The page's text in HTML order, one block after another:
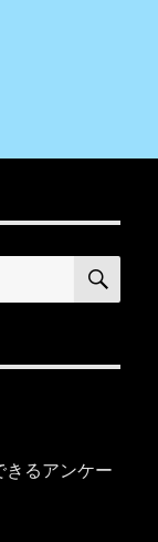
検
きるアンケー